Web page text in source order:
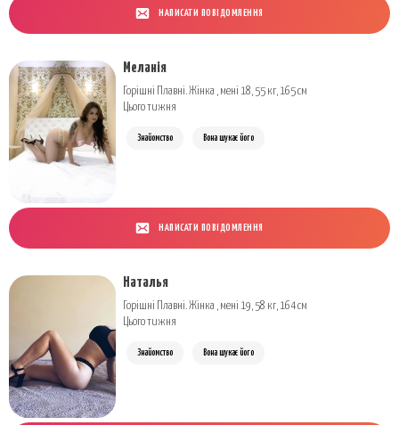
НАПИСАТИ ПОВІДОМЛЕННЯ
Меланія
Горішні Плавні. Жінка , мені 18, 55 кг, 165 см
Цього тижня
Знайомство Вона шукає його
НАПИСАТИ ПОВІДОМЛЕННЯ
Наталья
Горішні Плавні. Жінка , мені 19, 58 кг, 164 см
Цього тижня
Знайомство Вона шукає його